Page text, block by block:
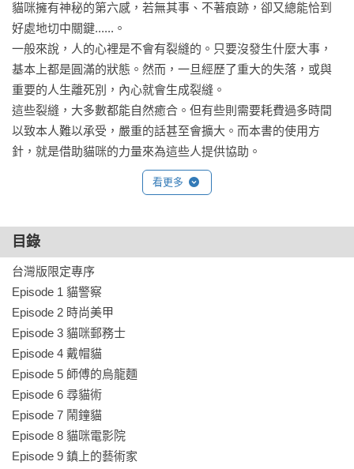
貓咪擁有神秘的第六感，若無其事、不著痕跡，卻又總能恰到
好處地切中關鍵......。
一般來說，人的心裡是不會有裂縫的。只要沒發生什麼大事，
基本上都是圓滿的狀態。然而，一旦經歷了重大的失落，或與
重要的人生離死別，內心就會生成裂縫。
這些裂縫，大多數都能自然癒合。但有些則需要耗費過多時間
以致本人難以承受，嚴重的話甚至會擴大。而本書的使用方
針，就是借助貓咪的力量來為這些人提供協助。
看更多
目錄
台灣版限定專序
Episode 1 貓警察
Episode 2 時尚美甲
Episode 3 貓咪郵務士
Episode 4 戴帽貓
Episode 5 師傅的烏龍麵
Episode 6 尋貓術
Episode 7 鬧鐘貓
Episode 8 貓咪電影院
Episode 9 鎮上的藝術家